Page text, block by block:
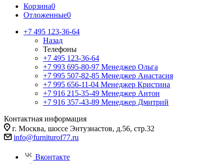
Корзина0
Отложенные0
+7 495 123-36-64
Назад
Телефоны
+7 495 123-36-64
+7 993 695-80-97 Менеджер Ольга
+7 995 507-82-85 Менеджер Анастасия
+7 995 656-11-04 Менеджер Кристина
+7 916 215-35-49 Менеджер Антон
+7 916 357-43-89 Менеджер Дмитрий
Контактная информация
г. Москва, шоссе Энтузиастов, д.56, стр.32
info@furniturof77.ru
Вконтакте